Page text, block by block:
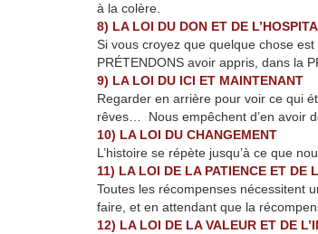
à la colère.
8) LA LOI DU DON ET DE
Si vous croyez que quelque chose
PRÉTENDONS avoir appris, dans la
9) LA LOI DU ICI ET MAINTENANT
Regarder en arrière pour voir ce qui
rêves… Nous empêchent d’en avoir
10) LA LOI DU CHANGEMENT
L’histoire se répète jusqu’à ce que
11) LA LOI DE LA PATIENCE ET DE
Toutes les récompenses nécessitent
faire, et en attendant que la
12) LA LOI DE LA VALEUR ET DE